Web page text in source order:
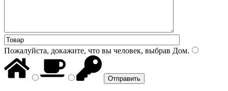
Пожалуйста, докажите, что вы человек, выбрав Дом.